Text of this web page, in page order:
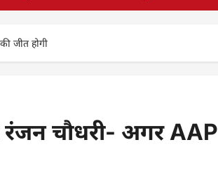
जीत होगी
चौधरी- अगर AAP